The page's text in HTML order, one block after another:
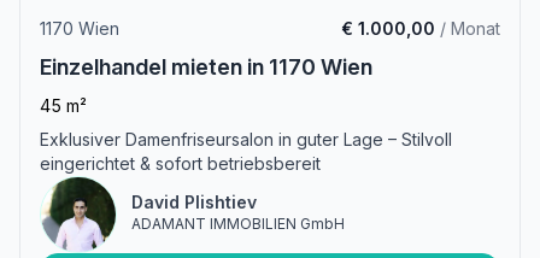
1170 Wien € 1.000,00 / Monat
Einzelhandel mieten in 1170 Wien
45 m²
Exklusiver Damenfriseursalon in guter Lage – Stilvoll
eingerichtet & sofort betriebsbereit
David Plishtiev
ADAMANT IMMOBILIEN GmbH